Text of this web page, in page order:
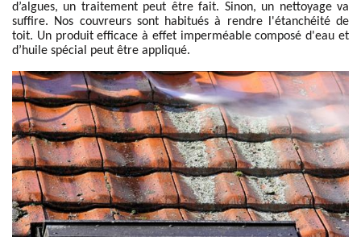
d’algues, un traitement peut être fait. Sinon, un nettoyage va
suffire. Nos couvreurs sont habitués à rendre l'étanchéité de
toit. Un produit efficace à effet imperméable composé d'eau et
d’huile spécial peut être appliqué.